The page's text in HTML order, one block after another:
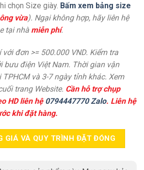
chọn Size giày. Bấm xem bảng size
vừa). Ngại không hợp, hãy liên hệ
tại nhà miễn phí.
đơn >= 500.000 VND. Kiểm tra
bưu điện Việt Nam. Thời gian vận
và 3-7 ngày tỉnh khác. Xem
trang Website. Cần hỗ trợ chụp
HD liên hệ 0794447770 Zalo. Liên hệ
khi đặt hàng.
GIÁ VÀ QUY TRÌNH ĐẶT ĐÓNG